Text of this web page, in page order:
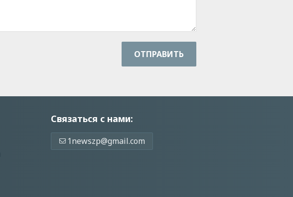
ОТПРАВИТЬ
Связаться с нами:
1newszp@gmail.com